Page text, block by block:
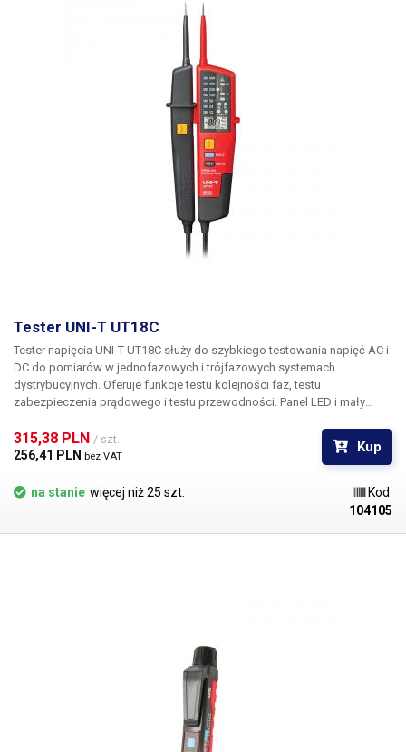
Tester UNI-T UT18C
Tester napięcia UNI-T UT18C służy do szybkiego testowania napięć AC i
DC do pomiarów w jednofazowych i trójfazowych systemach
dystrybucyjnych. Oferuje funkcje testu kolejności faz, testu
zabezpieczenia prądowego i testu przewodności. Panel LED i mały
jest wyposażony w poręczną latarkę i jest odporny na kurz i wodę w
stopniu ochrony IP65. Do pomiarów wykorzystywane są dwa wtyki, z
podłączony kablem do urządzenia.
Pomiar napięcia AC/DC 6V-
690V Test zabezpieczenia prądowego Test sekwencji faz Test ciągłości
315,38 PLN / szt.
256,41 PLN bez VAT
Kup
na stanie więcej niż 25 szt.
Kod:
104105